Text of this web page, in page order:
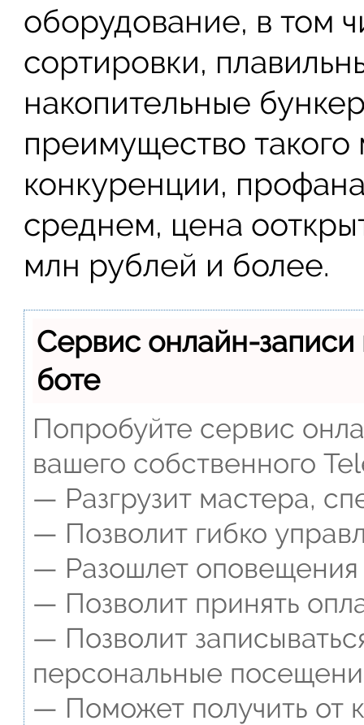
оборудование, в том
сортировки,
накопительные
преимущество
конкуренции,
среднем, цена
млн рублей и более.
Сервис онлайн-
боте
Попробуйте сервис
вашего собственного
— Разгрузит мастера,
— Позволит гибко
— Разошлет оповещения
— Позволит принять
— Позволит
персональные
— Поможет получить от